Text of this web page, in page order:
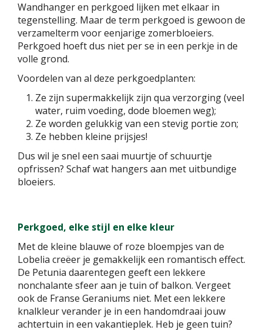
Wandhanger en perkgoed lijken met elkaar in
tegenstelling. Maar de term perkgoed is gewoon de
verzamelterm voor eenjarige zomerbloeiers.
Perkgoed hoeft dus niet per se in een perkje in de
volle grond.
Voordelen van al deze perkgoedplanten:
Ze zijn supermakkelijk zijn qua verzorging (veel
water, ruim voeding, dode bloemen weg);
Ze worden gelukkig van een stevig portie zon;
Ze hebben kleine prijsjes!
Dus wil je snel een saai muurtje of schuurtje
opfrissen? Schaf wat hangers aan met uitbundige
bloeiers.
Perkgoed, elke stijl en elke kleur
Met de kleine blauwe of roze bloempjes van de
Lobelia creëer je gemakkelijk een romantisch effect.
De Petunia daarentegen geeft een lekkere
nonchalante sfeer aan je tuin of balkon. Vergeet
ook de Franse Geraniums niet. Met een lekkere
knalkleur verander je in een handomdraai jouw
achtertuin in een vakantieplek. Heb je geen tuin?